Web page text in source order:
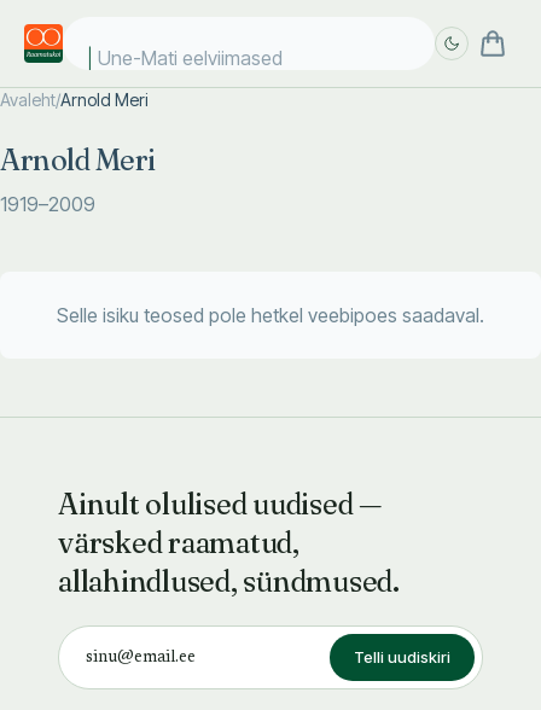
Une-Mati eelviimased k
Avaleht/Arnold Meri
Arnold Meri
1919–2009
Selle isiku teosed pole hetkel veebipoes saadaval.
Ainult olulised uudised —
värsked raamatud,
allahindlused, sündmused.
Telli uudiskiri